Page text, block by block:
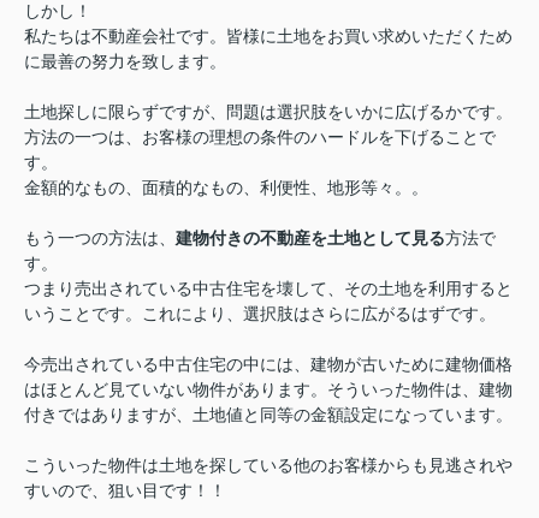
しかし！
私たちは不動産会社です。皆様に土地をお買い求めいただくため
に最善の努力を致します。
土地探しに限らずですが、問題は選択肢をいかに広げるかです。
方法の一つは、お客様の理想の条件のハードルを下げることで
す。
金額的なもの、面積的なもの、利便性、地形等々。。
もう一つの方法は、 建物付きの不動産を土地として見る方法で
す。
つまり売出されている中古住宅を壊して、その土地を利用すると
いうことです。これにより、選択肢はさらに広がるはずです。
今売出されている中古住宅の中には、建物が古いために建物価格
はほとんど見ていない物件があります。そういった物件は、建物
付きではありますが、土地値と同等の金額設定になっています。
こういった物件は土地を探している他のお客様からも見逃されや
すいので、狙い目です！！